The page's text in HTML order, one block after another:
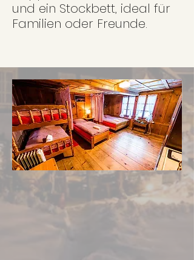
und ein Stockbett, ideal für
Familien oder Freunde.